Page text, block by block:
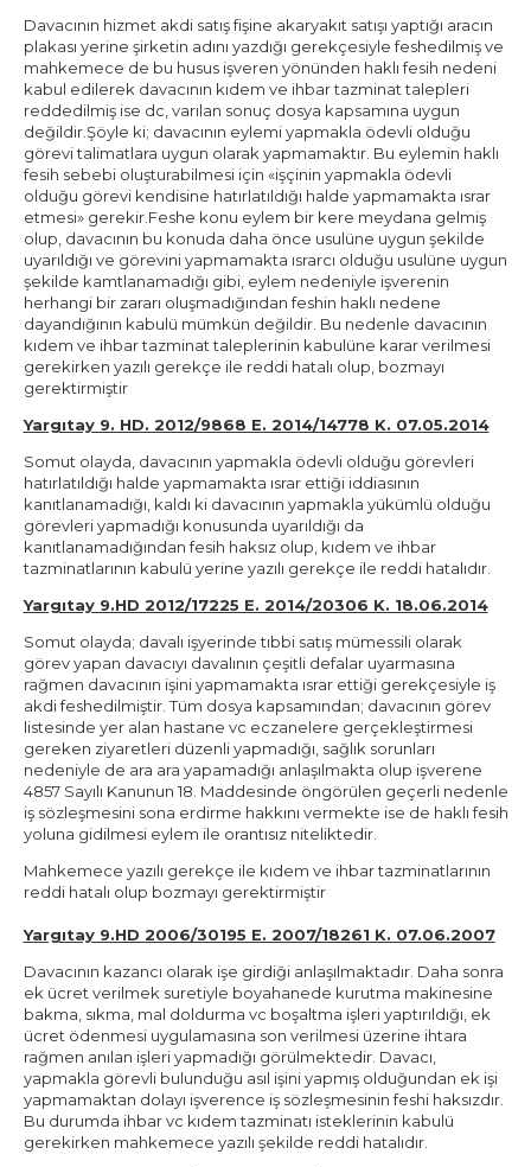
Davacının hizmet akdi satış fişine akaryakıt satışı yaptığı aracın
plakası yerine şirketin adını yazdığı gerekçesiyle feshedilmiş ve
mahkemece de bu husus işveren yönünden haklı fesih nedeni
kabul edilerek davacının kıdem ve ihbar tazminat talepleri
reddedilmiş ise dc, varılan sonuç dosya kapsamına uygun
değildir.Şöyle ki; davacının eylemi yapmakla ödevli olduğu
görevi talimatlara uygun olarak yapmamaktır. Bu eylemin haklı
fesih sebebi oluşturabilmesi için «işçinin yapmakla ödevli
olduğu görevi kendisine hatırlatıldığı halde yapmamakta ısrar
etmesi» gerekir.Feshe konu eylem bir kere meydana gelmiş
olup, davacının bu konuda daha önce usulüne uygun şekilde
uyarıldığı ve görevini yapmamakta ısrarcı olduğu usulüne uygun
şekilde kamtlanamadığı gibi, eylem nedeniyle işverenin
herhangi bir zararı oluşmadığından feshin haklı nedene
dayandığının kabulü mümkün değildir. Bu nedenle davacının
kıdem ve ihbar tazminat taleplerinin kabulüne karar verilmesi
gerekirken yazılı gerekçe ile reddi hatalı olup, bozmayı
gerektirmiştir
Yargıtay 9. HD. 2012/9868 E. 2014/14778 K. 07.05.2014
Somut olayda, davacının yapmakla ödevli olduğu görevleri
hatırlatıldığı halde yapmamakta ısrar ettiği iddiasının
kanıtlanamadığı, kaldı ki davacının yapmakla yükümlü olduğu
görevleri yapmadığı konusunda uyarıldığı da
kanıtlanamadığından fesih haksız olup, kıdem ve ihbar
tazminatlarının kabulü yerine yazılı gerekçe ile reddi hatalıdır.
Yargıtay 9.HD 2012/17225 E. 2014/20306 K. 18.06.2014
Somut olayda; davalı işyerinde tıbbi satış mümessili olarak
görev yapan davacıyı davalının çeşitli defalar uyarmasına
rağmen davacının işini yapmamakta ısrar ettiği gerekçesiyle iş
akdi feshedilmiştir. Tüm dosya kapsamından; davacının görev
listesinde yer alan hastane vc eczanelere gerçekleştirmesi
gereken ziyaretleri düzenli yapmadığı, sağlık sorunları
nedeniyle de ara ara yapamadığı anlaşılmakta olup işverene
4857 Sayılı Kanunun 18. Maddesinde öngörülen geçerli nedenle
iş sözleşmesini sona erdirme hakkını vermekte ise de haklı fesih
yoluna gidilmesi eylem ile orantısız niteliktedir.
Mahkemece yazılı gerekçe ile kıdem ve ihbar tazminatlarının
reddi hatalı olup bozmayı gerektirmiştir
Yargıtay 9.HD 2006/30195 E. 2007/18261 K. 07.06.2007
Davacının kazancı olarak işe girdiği anlaşılmaktadır. Daha sonra
ek ücret verilmek suretiyle boyahanede kurutma makinesine
bakma, sıkma, mal doldurma vc boşaltma işleri yaptırıldığı, ek
ücret ödenmesi uygulamasına son verilmesi üzerine ihtara
rağmen anılan işleri yapmadığı görülmektedir. Davacı,
yapmakla görevli bulunduğu asıl işini yapmış olduğundan ek işi
yapmamaktan dolayı işverence iş sözleşmesinin feshi haksızdır.
Bu durumda ihbar vc kıdem tazminatı isteklerinin kabulü
gerekirken mahkemece yazılı şekilde reddi hatalıdır.